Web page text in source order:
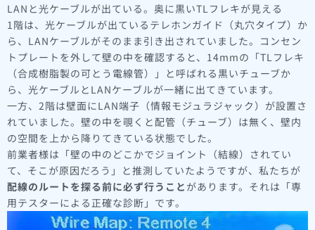
LANと光ケーブルが出ている。奥に黒いTLフレキが見える
1階は、光ケーブルが出ているテレホンガイド（丸穴タイプ）か
ら、LANケーブルがそのまま引き出されていました。コンセン
トプレートを外して壁の中を確認すると、14mmの「TLフレキ
（合成樹脂製の可とう電線管）」と呼ばれる黒いチューブか
ら、光ケーブルとLANケーブルが一緒に出てきています。
一方、2階は壁面にLAN端子（情報モジュラジャック）が設置さ
れていました。壁の中を覗くと配管（チューブ）は無く、壁内
の空間を上から降りてきている状態でした。
前業者様は「壁の中のどこかでジョイント（結線）されてい
て、そこが原因だろう」と推測していたようですが、私たちが
配線のルートを探る前に必ず行うこと があります。それは「専
用テスターによる正確な診断」です。